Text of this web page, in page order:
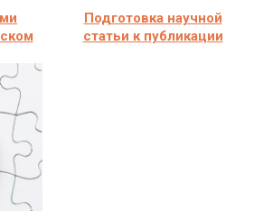
Подготовка научной
статьи к публикации